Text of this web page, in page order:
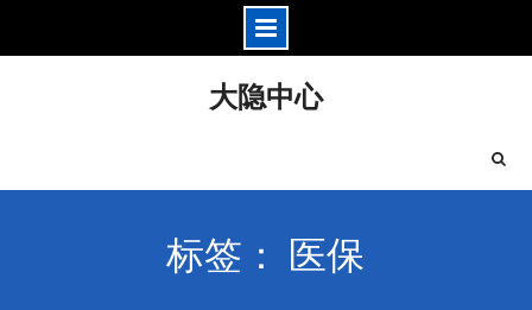
大隐中心
标签： 医保